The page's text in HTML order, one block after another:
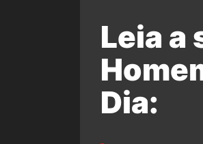
Leia a
Dia: